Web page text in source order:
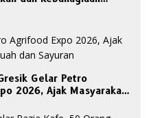
Gelar Petro
2026, Ajak Masyarakat